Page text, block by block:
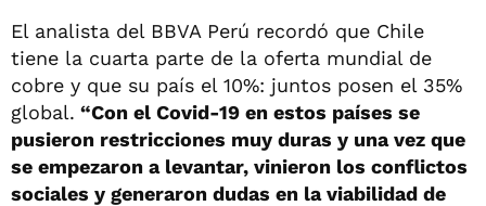
El analista del BBVA Perú recordó que Chile
tiene la cuarta parte de la oferta mundial de
cobre y que su país el 10%: juntos posen el 35%
global. “Con el Covid-19 en estos países se
pusieron restricciones muy duras y una vez que
se empezaron a levantar, vinieron los conflictos
sociales y generaron dudas en la viabilidad de